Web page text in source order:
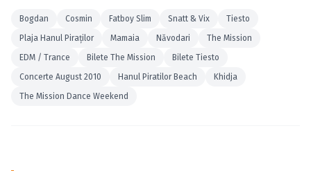
Bogdan Cosmin Fatboy Slim Snatt & Vix
Tiesto
Plaja Hanul Piraţilor
Mamaia Năvodari
The Mission
EDM / Trance
Bilete The Mission
Bilete Tiesto
Concerte August 2010
Hanul Piratilor Beach
Khidja
The Mission Dance Weekend